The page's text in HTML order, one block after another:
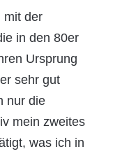
mit der
in den 80er
Ursprung
sehr gut
nur die
mein zweites
was ich in